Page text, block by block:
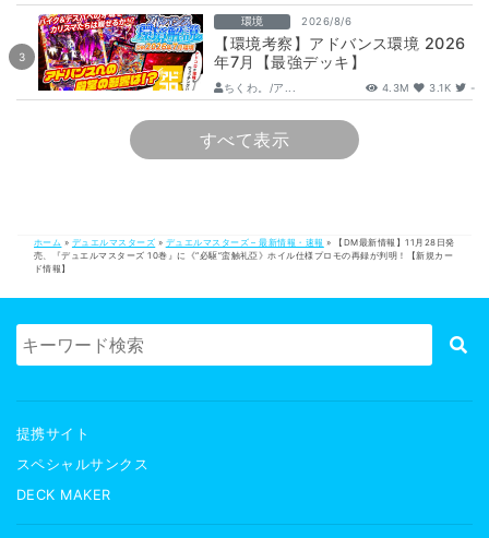
環境 2026/8/6
【環境考察】アドバンス環境 2026
年7月【最強デッキ】
ちくわ。/ア... 4.3M 3.1K -
すべて表示
ホーム » デュエルマスターズ » デュエルマスターズ – 最新情報・速報 »
【DM最新情報】11月28日発
売、『デュエルマスターズ 10巻』に《“必駆”蛮触礼亞》ホイル仕様プロモの再録が判明！【新規カー
ド情報】
提携サイト
スペシャルサンクス
DECK MAKER